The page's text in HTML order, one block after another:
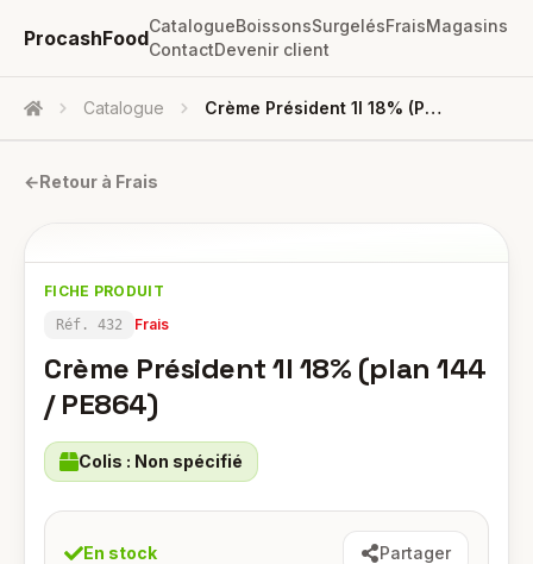
ProcashFood
CatalogueBoissonsSurgelésFraisMagasins
ContactDevenir client
Accueil Catalogue Crème Président 1l 18% (plan 144 / PE864)
←Retour à Frais
FICHE PRODUIT
Réf. 432 Frais
Crème Président 1l 18% (plan 144
/ PE864)
Colis : Non spécifié
En stock Partager